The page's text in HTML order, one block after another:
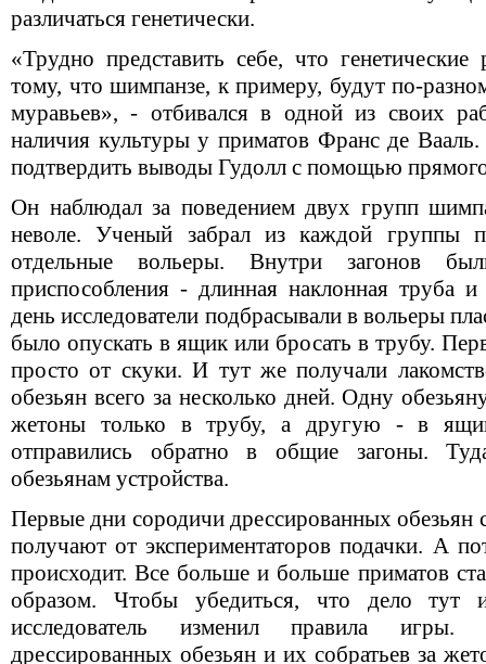
различаться генетически.
«Трудно представить себе, что
тому, что шимпанзе, к примеру, будут по-
муравьев», - отбивался в одной из своих
наличия культуры у приматов Франс де
подтвердить выводы Гудолл с помощью
Он наблюдал за поведением двух групп
неволе. Ученый забрал из каждой группы
отдельные вольеры. Внутри загонов
приспособления - длинная наклонная
день исследователи подбрасывали в вольеры
было опускать в ящик или бросать в трубу.
просто от скуки. И тут же получали
обезьян всего за несколько дней. Одну
жетоны только в трубу, а другую - в
отправились обратно в общие загоны.
обезьянам устройства.
Первые дни сородичи дрессированных обезьян
получают от экспериментаторов подачки. А
происходит. Все больше и больше приматов
образом. Чтобы убедиться, что дело тут
исследователь изменил правила игры.
дрессированных обезьян и их собратьев за